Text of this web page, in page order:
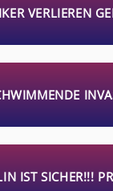
VERLIEREN
IST SICHER!!!